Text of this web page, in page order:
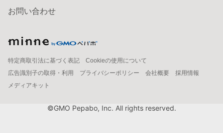
お問い合わせ
特定商取引法に基づく表記
Cookieの使用について
広告識別子の取得・利用
プライバシーポリシー 会社概要
採用情報
メディアキット
©GMO Pepabo, Inc. All rights reserved.